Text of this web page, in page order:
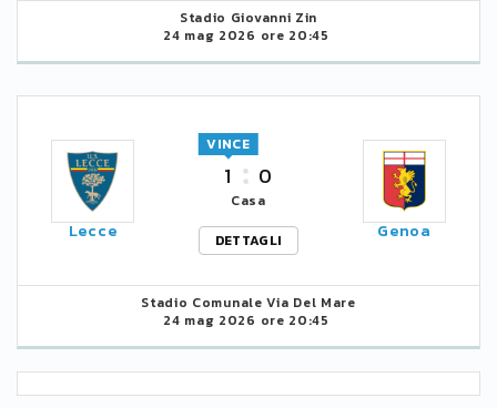
Stadio Giovanni Zin
24 mag 2026 ore 20:45
Lecce
1
VINCE
0
Casa
DETTAGLI
Genoa
Stadio Comunale Via Del Mare
24 mag 2026 ore 20:45